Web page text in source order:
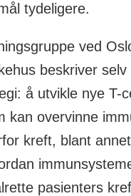
tydeligere.
ved
beskriver
å utvikle nye T-
kan overvinne
kreft, blant
pasienters